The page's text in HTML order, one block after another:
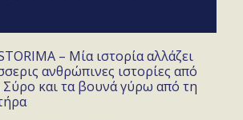
– Μία ιστορία αλλάζει
ανθρώπινες ιστορίες από
και τα βουνά γύρω από τη